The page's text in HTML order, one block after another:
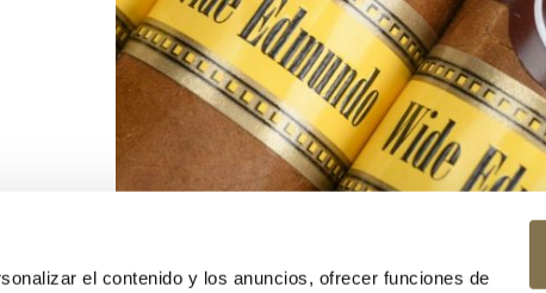
el contenido y los anuncios, ofrecer funciones de